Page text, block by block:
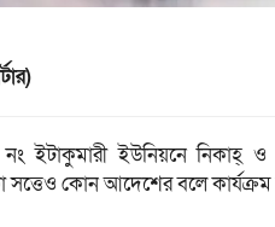
ইটাকুমারী ইউনিয়নে নিকাহ্ ও
সত্তেও কোন আদেশের বলে